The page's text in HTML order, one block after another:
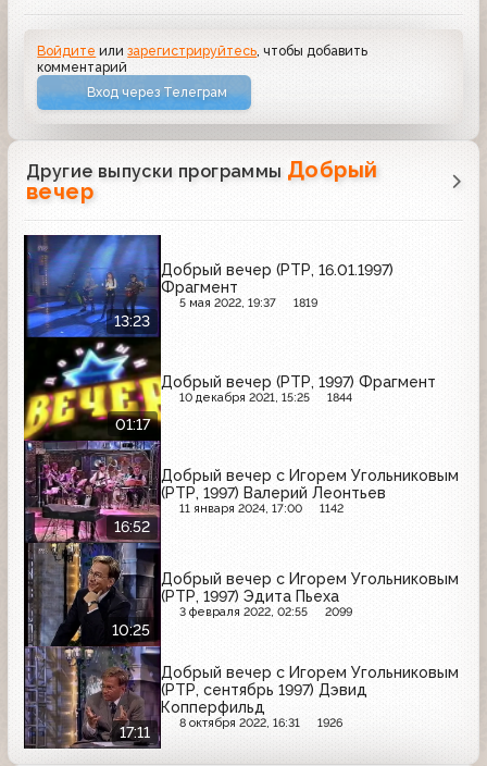
Войдите илизарегистрируйтесь, чтобы добавить
комментарий
Вход через Телеграм
Другие выпуски программы Добрый
вечер
13:23
Добрый вечер (РТР, 16.01.1997)
Фрагмент
5 мая 2022, 19:37 1819
01:17
Добрый вечер (РТР, 1997) Фрагмент
10 декабря 2021, 15:25 1844
16:52
Добрый вечер с Игорем Угольниковым
(РТР, 1997) Валерий Леонтьев
11 января 2024, 17:00 1142
10:25
Добрый вечер с Игорем Угольниковым
(РТР, 1997) Эдита Пьеха
3 февраля 2022, 02:55 2099
17:11
Добрый вечер с Игорем Угольниковым
(РТР, сентябрь 1997) Дэвид
Копперфильд
8 октября 2022, 16:31 1926